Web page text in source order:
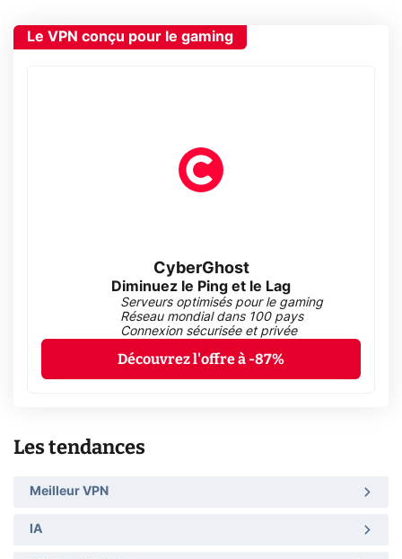
Le VPN conçu pour le gaming
CyberGhost
Diminuez le Ping et le Lag
Serveurs optimisés pour le gaming
Réseau mondial dans 100 pays
Connexion sécurisée et privée
Découvrez l'offre à -87%
Les tendances
Meilleur VPN
IA